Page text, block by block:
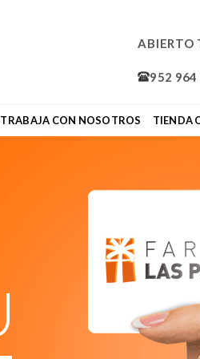
ABIERTO
952 964
TRABAJA CON NOSOTROS TIENDA